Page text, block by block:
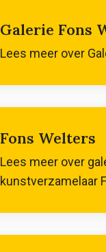
Galerie Fons
Lees meer over
Fons Welters
Lees meer over
kunstverzamelaar